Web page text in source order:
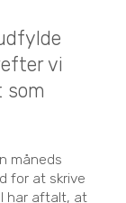
vi
som
måneds
for at skrive
har aftalt, at